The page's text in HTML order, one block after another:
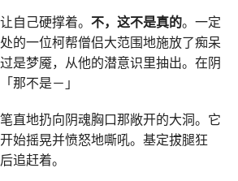
自己硬撑着。不，这不是真的。一定
的一位柯帮僧侣大范围地施放了痴呆
是梦魇，从他的潜意识里抽出。在阴
那不是－」
直地扔向阴魂胸口那敞开的大洞。它
始摇晃并愤怒地嘶吼。基定拔腿狂
追赶着。